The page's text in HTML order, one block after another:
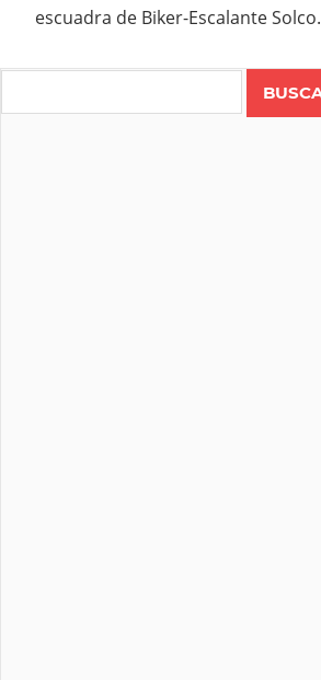
escuadra de Biker-Escalante Solco.